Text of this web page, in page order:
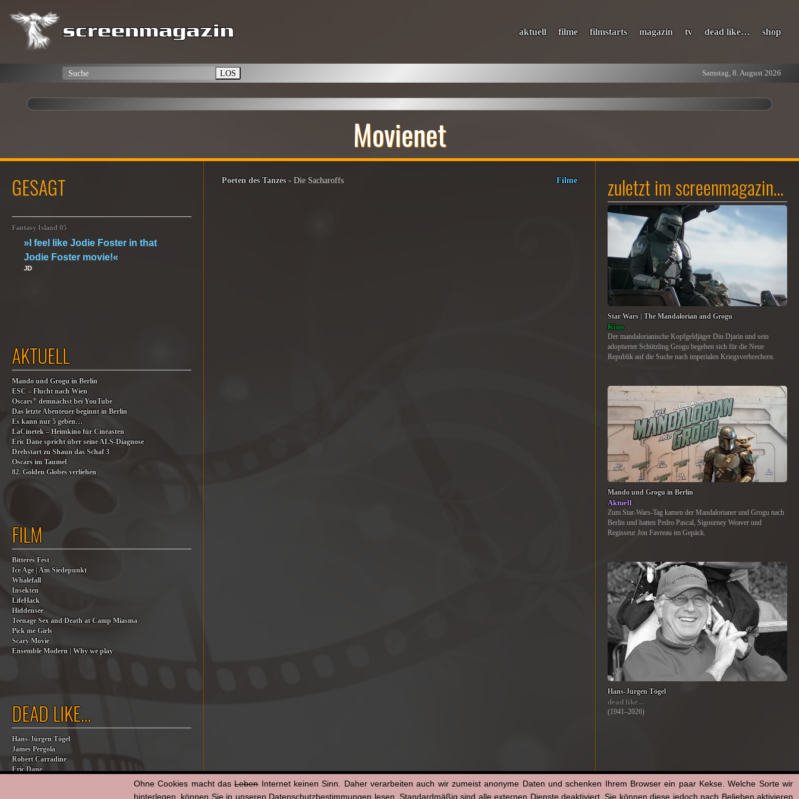
aktuell filme filmstarts magazin tv dead like… shop
LOS Samstag, 8. August 2026
Movienet
Poeten des Tanzes- Die Sacharoffs Filme
GESAGT
Fantasy Island 05
»I feel like Jodie Foster in that
Jodie Foster movie!«
JD
AKTUELL
Mando und Grogu in Berlin
ESC – Flucht nach Wien
Oscars®demnächst bei YouTube
Das letzte Abenteuer beginnt in Berlin
Es kann nur 5 geben…
LaCinetek – Heimkino für Cinéasten
Eric Dane spricht über seine ALS-Diagnose
Drehstart zu Shaun das Schaf 3
Oscars im Taumel
82. Golden Globes verliehen
FILM
Bitteres Fest
Ice Age | Am Siedepunkt
Whalefall
Insekten
LifeHack
Hiddensee
Teenage Sex and Death at Camp Miasma
Pick me Girls
Scary Movie
Ensemble Modern | Why we play
DEAD LIKE…
Hans-Jürgen Tögel
James Pergola
Robert Carradine
Eric Dane
zuletzt im screenmagazin…
Star Wars | The Mandalorian and Grogu
Kino
Der mandalorianische Kopfgeldjäger Din Djarin und sein
adoptierter Schützling Grogu begeben sich für die Neue
Republik auf die Suche nach imperialen Kriegsverbrechern.
Mando und Grogu in Berlin
Aktuell
Zum Star-Wars-Tag kamen der Mandalorianer und Grogu nach
Berlin und hatten Pedro Pascal, Sigourney Weaver und
Regisseur Jon Favreau im Gepäck.
Hans-Jürgen Tögel
dead like...
(1941–2026)
Ohne Cookies macht dasLebenInternet keinen Sinn. Daher verarbeiten auch wir zumeist anonyme Daten und schenken Ihrem Browser ein paar Kekse. Welche Sorte wir
hinterlegen, können Sie in unseren Datenschutzbestimmungen lesen. Standardmäßig sind alle externen Dienste deaktiviert. Sie können diese jedoch nach Belieben aktivieren